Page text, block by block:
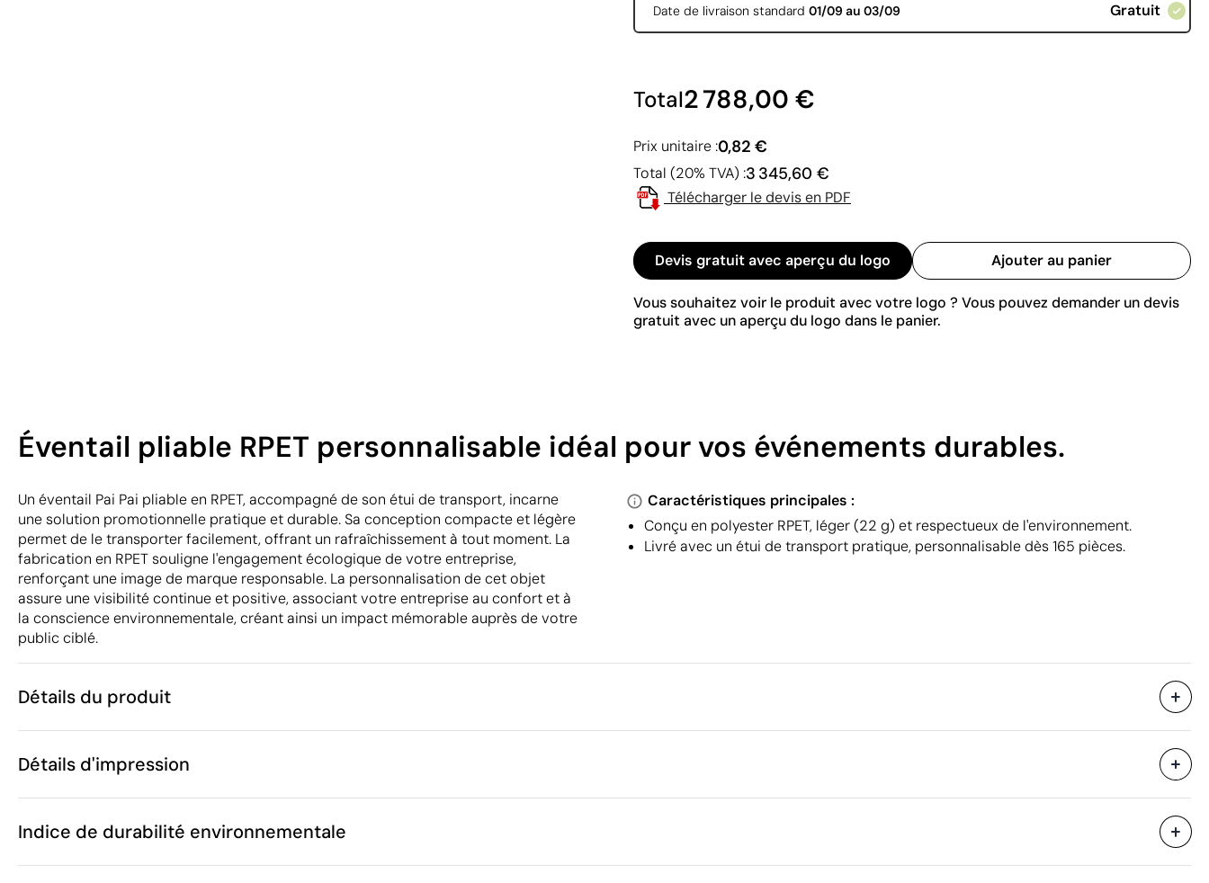
Date de livraison standard 01/09 au 03/09 Gratuit
Total2 788,00 €
Prix unitaire :0,82 €
Total (20% TVA) :3 345,60 €
Télécharger le devis en PDF
Devis gratuit avec aperçu du logo Ajouter au panier
Vous souhaitez voir le produit avec votre logo ? Vous pouvez demander un devis
gratuit avec un aperçu du logo dans le panier.
Éventail pliable RPET personnalisable idéal pour vos événements durables.
Un éventail Pai Pai pliable en RPET, accompagné de son étui de transport, incarne
une solution promotionnelle pratique et durable. Sa conception compacte et légère
permet de le transporter facilement, offrant un rafraîchissement à tout moment. La
fabrication en RPET souligne l'engagement écologique de votre entreprise,
renforçant une image de marque responsable. La personnalisation de cet objet
assure une visibilité continue et positive, associant votre entreprise au confort et à
la conscience environnementale, créant ainsi un impact mémorable auprès de votre
public ciblé.
Caractéristiques principales :
Conçu en polyester RPET, léger (22 g) et respectueux de l'environnement.
Livré avec un étui de transport pratique, personnalisable dès 165 pièces.
Détails du produit
Caractéristiques
Code du produit
Poids
22 g
Matière
Polyester RPET
Emballage
Volume de la boîte extérieure
0.11 m³
Détails d'impression
Indice de durabilité environnementale